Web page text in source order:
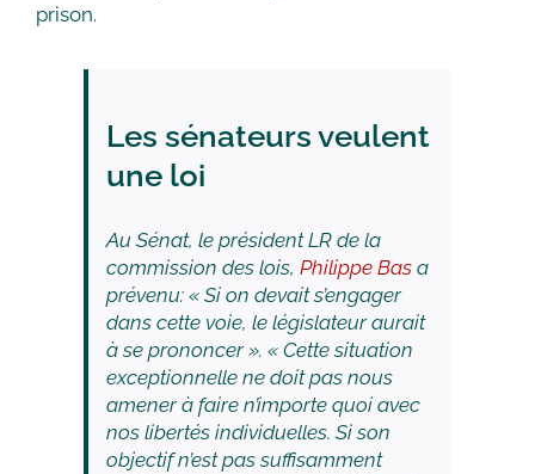
prison.
Les sénateurs veulent
une loi
Au Sénat, le président LR de la
commission des lois, Philippe Bas a
prévenu: « Si on devait s’engager
dans cette voie, le législateur aurait
à se prononcer ». « Cette situation
exceptionnelle ne doit pas nous
amener à faire n’importe quoi avec
nos libertés individuelles. Si son
objectif n’est pas suffisamment